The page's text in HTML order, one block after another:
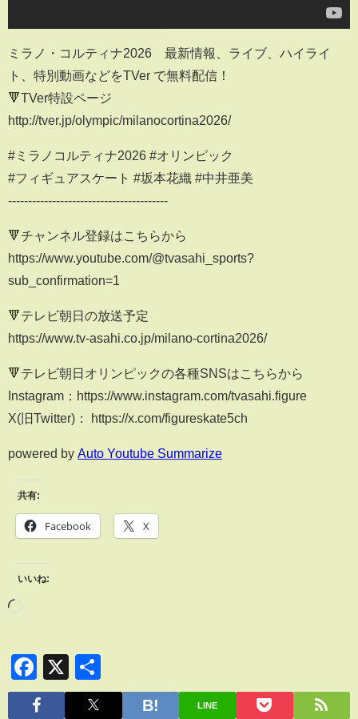
ミラノ・コルティナ2026 最新情報、ライブ、ハイライ
ト、特別動画などをTVer で無料配信！
🔻TVer特設ページ
http://tver.jp/olympic/milanocortina2026/
#ミラノコルティナ2026 #オリンピック
#フィギュアスケート #坂本花織 #中井亜美
----------------------------------------
🔻チャンネル登録はこちらから
https://www.youtube.com/@tvasahi_sports?
sub_confirmation=1
🔻テレビ朝日の放送予定
https://www.tv-asahi.co.jp/milano-cortina2026/
🔻テレビ朝日オリンピックの各種SNSはこちらから
Instagram：https://www.instagram.com/tvasahi.figure
X(旧Twitter)： https://x.com/figureskate5ch
powered by Auto Youtube Summarize
共有:
Facebook X
いいね:
Facebook
X
有
LINE